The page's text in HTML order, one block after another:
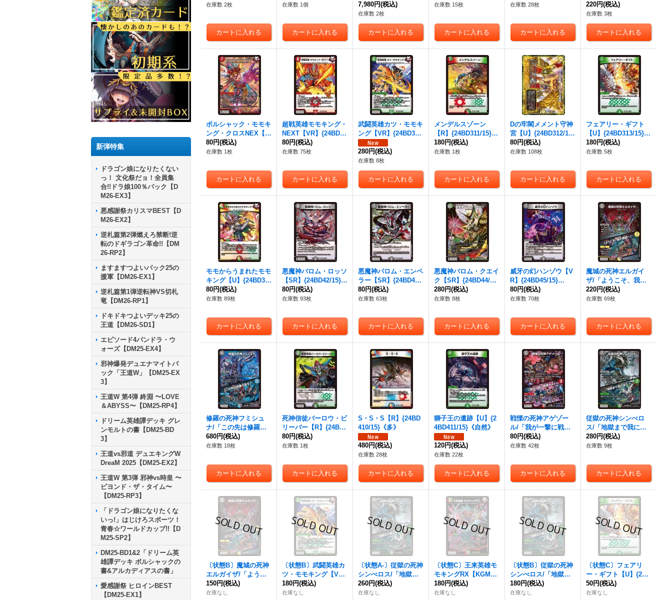
新弾特集
ドラゴン娘になりたくない
っ！ 文化祭だョ！全員集
合!!ドラ娘100％パック【D
M26-EX3】
悪感謝祭カリスマBEST【D
M26-EX2】
逆札篇第2弾燃えろ禁断!逆
転のドギラゴン革命!!【DM
26-RP2】
ますますつよいパック25の
援軍【DM26-EX1】
逆札篇第1弾逆転神VS切札
竜【DM26-RP1】
ドキドキつよいデッキ25の
王道【DM26-SD1】
エピソード4パンドラ・ウ
ォーズ【DM25-EX4】
邪神爆発デュエナマイトパ
ック「王道W」【DM25-EX
3】
王道W 第4弾 終淵 〜LOVE
＆ABYSS〜【DM25-RP4】
ドリーム英雄譚デッキ グレ
ンモルトの書【DM25-BD
3】
王道vs邪道 デュエキングW
DreaM 2025【DM25-EX2】
王道W 第3弾 邪神vs時皇 〜
ビヨンド・ザ・タイム〜
【DM25-RP3】
「ドラゴン娘になりたくな
いっ!」はじけろスポーツ！
青春☆ワールドカップ!!【D
M25-SP2】
DM25-BD1&2「ドリーム英
雄譚デッキ ボルシャックの
書&アルカディアスの書」
愛感謝祭 ヒロインBEST
【DM25-EX1】
在庫数 2枚
り【サプライ】{-}
在庫数 1個
7,980円(税込)
在庫数 2枚
在庫数 15枚 在庫数 28枚
220円(税込)
在庫数 3枚
ボルシャック・モモキ
ング・クロスNEX【S
R】{24BD37/15}
《火》
80円(税込)
在庫数 1枚
超戦英雄モモキング・
NEXT【VR】{24BD3
9/15}《火》
80円(税込)
在庫数 75枚
武闘英雄カツ・モモキ
ング【VR】{24BD31
0/15}《自然》
280円(税込)
在庫数 8枚
メンデルスゾーン
【R】{24BD311/15}
《多》
180円(税込)
在庫数 1枚
Dの牢閣メメント守神
宮【U】{24BD312/15}
《光》
80円(税込)
在庫数 108枚
フェアリー・ギフト
【U】{24BD313/15}
《自然》
180円(税込)
在庫数 5枚
モモからうまれたモモ
キング【U】{24BD31
4/15}《多》
80円(税込)
在庫数 89枚
悪魔神バロム・ロッソ
【SR】{24BD42/15}
《闇》
80円(税込)
在庫数 93枚
悪魔神バロム・エンペ
ラー【SR】{24BD43/
15}《闇》
80円(税込)
在庫数 63枚
悪魔神バロム・クエイ
ク【SR】{24BD44/15}
《多》
280円(税込)
在庫数 8枚
威牙の幻ハンゾウ【V
R】{24BD45/15}
《闇》
80円(税込)
在庫数 70枚
魔城の死神エルガイ
ザ/「ようこそ、我が
魔城へ」【VR】{24B
D46/15}《多》
220円(税込)
在庫数 69枚
修羅の死神フミシュ
ナ/「この先は修羅の
道ぞ」【VR】{24BD4
7/15}《多》
680円(税込)
在庫数 18枚
死神信徒バーロウ・ビ
リーバー【R】{24BD4
9/15}《多》
80円(税込)
在庫数 1枚
S・S・S【R】{24BD
410/15}《多》
480円(税込)
在庫数 28枚
獅子王の遺跡【U】{2
4BD411/15}《自然》
120円(税込)
在庫数 22枚
戦慄の死神アゲゾー
ル/「我が一撃に戦慄
せよ」【U】{24BD41
3/15}《多》
80円(税込)
在庫数 42枚
従獄の死神シンべロ
ス/「地獄まで我に従
え」【U】{24BD414/1
5}《多》
280円(税込)
在庫数 9枚
〔状態B〕魔城の死神
エルガイザ/「ようこ
そ、我が魔城へ」【V
R】{24BD46/15}
150円(税込)
在庫なし
〔状態B〕武闘英雄カ
ツ・モモキング【V
R】{24BD310/15}《自
然》
180円(税込)
在庫なし
〔状態A-〕従獄の死神
シンべロス/「地獄ま
で我に従え」【U】{2
4BD414/15}《多》
260円(税込)
在庫なし
〔状態C〕王来英雄モ
モキングRX【KGM】
{24BD35/15}《多》
180円(税込)
在庫なし
〔状態B〕従獄の死神
シンべロス/「地獄ま
で我に従え」【U】{2
4BD414/15}《多》
180円(税込)
在庫なし
〔状態C〕フェアリ
ー・ギフト【U】{24B
D313/15}《自然》
50円(税込)
在庫なし